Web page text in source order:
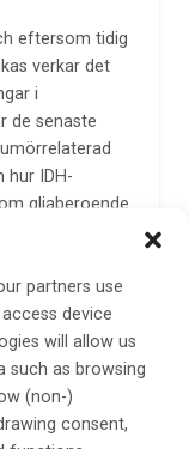
partners use
device
will allow us
such as browsing
(non-)
consent,
eftersom tidig
verkar det
i
de senaste
hur IDH-
gliaberoende
hämmare och
som
hölls
mer